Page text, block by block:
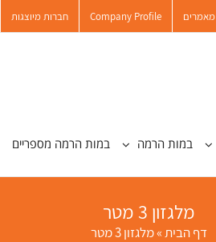
מאמרים Company Profile חברות מיוצגות
במות הרמה במות הרמה מספריים
מלגזון 3 מטר
דף הבית»מלגזון 3 מטר